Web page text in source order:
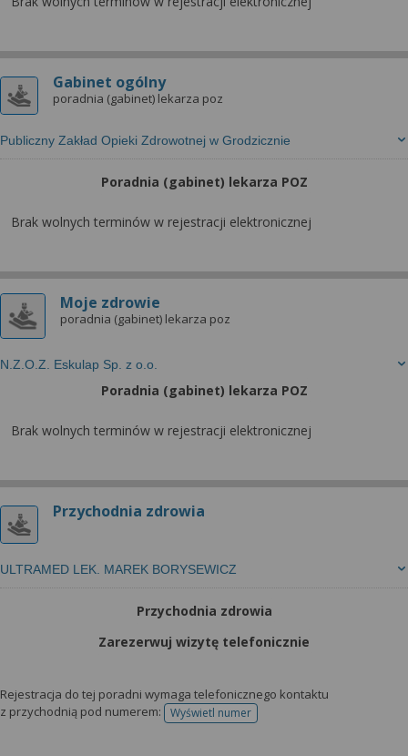
Gabinet ogólny
poradnia (gabinet) lekarza poz
Publiczny Zakład Opieki Zdrowotnej w Grodzicznie
Poradnia (gabinet) lekarza POZ
Brak wolnych terminów w rejestracji elektronicznej
Moje zdrowie
poradnia (gabinet) lekarza poz
N.Z.O.Z. Eskulap Sp. z o.o.
Poradnia (gabinet) lekarza POZ
Brak wolnych terminów w rejestracji elektronicznej
Przychodnia zdrowia
ULTRAMED LEK. MAREK BORYSEWICZ
Przychodnia zdrowia
Zarezerwuj wizytę telefonicznie
Rejestracja do tej poradni wymaga telefonicznego kontaktu
z przychodnią pod numerem:
Wyświetl numertelefonu do rejestracji
konfigurację szczegółową, to możesz tego dokonać
za pomocą „Ustawień zaawansowanych”.
Więcej informacji na temat wykorzystywania
narzędzi zewnętrznych w naszym serwisie
znajdziesz w Regulaminie Serwisu.